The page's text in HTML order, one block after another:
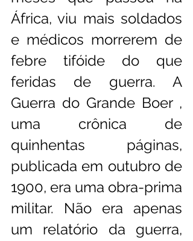
África, viu mais soldados
e médicos morrerem de
febre tifóide do que
feridas de guerra. A
Guerra do Grande Boer ,
uma crônica de
quinhentas páginas,
publicada em outubro de
1900, era uma obra-prima
militar. Não era apenas
um relatório da guerra,